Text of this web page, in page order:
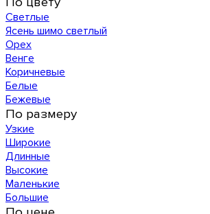
Светлые
Ясень шимо светлый
Орех
Венге
Коричневые
Белые
Бежевые
По размеру
Узкие
Широкие
Длинные
Высокие
Маленькие
Большие